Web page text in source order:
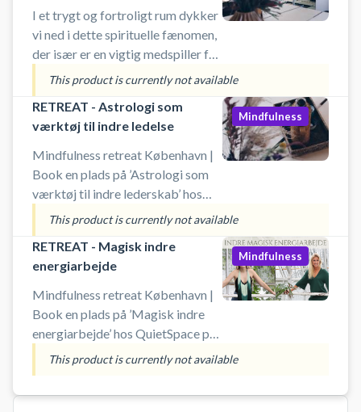
dybere væren og refleksion
I et trygt og fortroligt rum dykker
vi ned i dette spirituelle fænomen,
der især er en vigtig medspiller for
kvinder, der bevæger sig i
området af den tredje alder. Vi ser
på de forhindringer, der kan
blokere din intuition, og du får
indsigt i, hvordan at du kan styrke
din kontakt med den
This product is currently not available
RETREAT - Astrologi som
værktøj til indre ledelse
Mindfulness retreat København |
Book en plads på ’Astrologi som
værktøj til indre lederskab’ hos
QuietSpace på Højbro Plads. Dyk
ned i astrologiens visdom og
opdag, hvordan dit
fødselshoroskop kan åbne for
personlig indsigt og indre styring.
Retreatet guider dig til at forstå
dine mønstre, potentialer og
længsler – og hjælper dig med at
tage lederskab i dit eget liv med
Mindfulness
This product is currently not available
RETREAT - Magisk indre
energiarbejde
Mindfulness retreat København |
Book en plads på ’Magisk indre
energiarbejde’ hos QuietSpace på
Højbro Plads. Træd ind i et
nærende retreat for kvinder, der
længes efter at leve ægte, frit og
Mindfulness
This product is currently not available